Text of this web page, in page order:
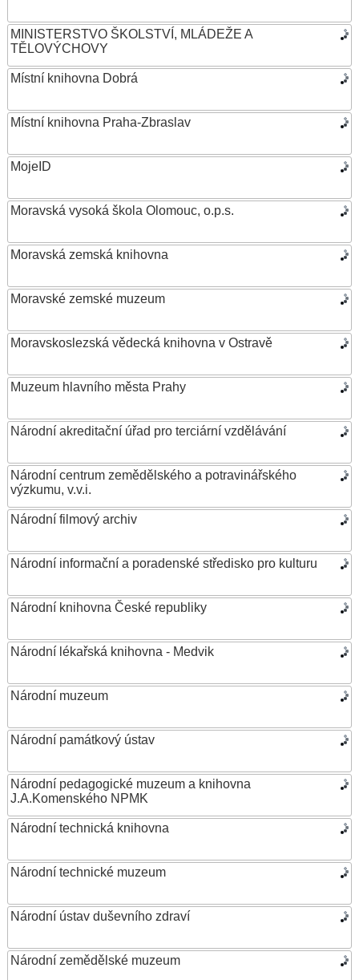
MINISTERSTVO ŠKOLSTVÍ, MLÁDEŽE A
TĚLOVÝCHOVY
Místní knihovna Dobrá
Místní knihovna Praha-Zbraslav
MojeID
Moravská vysoká škola Olomouc, o.p.s.
Moravská zemská knihovna
Moravské zemské muzeum
Moravskoslezská vědecká knihovna v Ostravě
Muzeum hlavního města Prahy
Národní akreditační úřad pro terciární vzdělávání
Národní centrum zemědělského a potravinářského
výzkumu, v.v.i.
Národní filmový archiv
Národní informační a poradenské středisko pro kulturu
Národní knihovna České republiky
Národní lékařská knihovna - Medvik
Národní muzeum
Národní památkový ústav
Národní pedagogické muzeum a knihovna
J.A.Komenského NPMK
Národní technická knihovna
Národní technické muzeum
Národní ústav duševního zdraví
Národní zemědělské muzeum